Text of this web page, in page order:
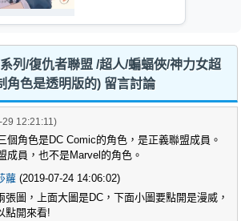
列/復仇者聯盟 /超人/蝙蝠俠/神力女超
角色是透明版的) 留言討論
12:21:11)
個角色是DC Comic的角色，是正義聯盟成員。
成員，也不是Marvel的角色。
蘿 (2019-07-24 14:06:02)
張圖，上面大圖是DC，下面小圖要點開是漫威，
點開來看!